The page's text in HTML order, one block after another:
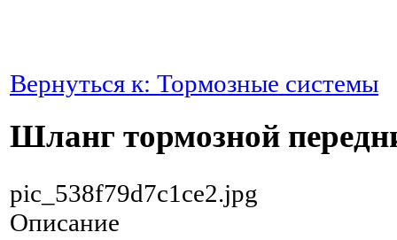
Вернуться к: Тормозные системы
Шланг тормозной
pic_538f79d7c1ce2.jpg
Описание